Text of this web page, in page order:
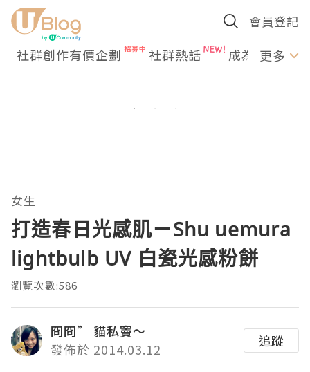
會員登記
社群創作有價企劃 社群熱話 成為U更多
女生
打造春日光感肌－Shu uemura
lightbulb UV 白瓷光感粉餅
瀏覽次數:586
冏冏” 貓私竇～
發佈於 2014.03.12
追蹤